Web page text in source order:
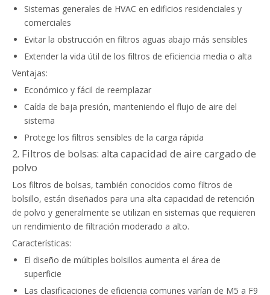
Sistemas generales de HVAC en edificios residenciales y
comerciales
Evitar la obstrucción en filtros aguas abajo más sensibles
Extender la vida útil de los filtros de eficiencia media o alta
Ventajas:
Económico y fácil de reemplazar
Caída de baja presión, manteniendo el flujo de aire del
sistema
Protege los filtros sensibles de la carga rápida
2. Filtros de bolsas: alta capacidad de aire cargado de
polvo
Los filtros de bolsas, también conocidos como filtros de
bolsillo, están diseñados para una alta capacidad de retención
de polvo y generalmente se utilizan en sistemas que requieren
un rendimiento de filtración moderado a alto.
Características:
El diseño de múltiples bolsillos aumenta el área de
superficie
Las clasificaciones de eficiencia comunes varían de M5 a F9